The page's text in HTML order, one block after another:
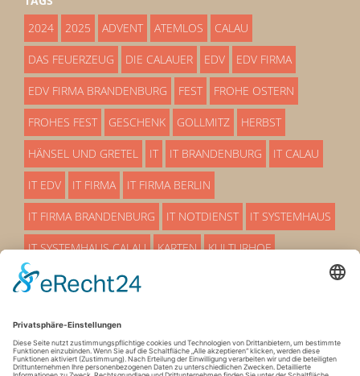
2024
2025 ADVENT ATEMLOS CALAU
DAS FEUERZEUG DIE CALAUER EDV EDV FIRMA
EDV FIRMA BRANDENBURG FEST FROHE OSTERN
FROHES FEST GESCHENK GOLLMITZ HERBST
HÄNSEL UND GRETEL IT IT BRANDENBURG IT CALAU
IT EDV IT FIRMA IT FIRMA BERLIN
IT FIRMA BRANDENBURG IT NOTDIENST IT SYSTEMHAUS
IT SYSTEMHAUS CALAU KARTEN KULTURHOF
LÜBBENAU MÄRCHEN
SERVICEMITARBEITER SO EIN THEATER STADTHALLE